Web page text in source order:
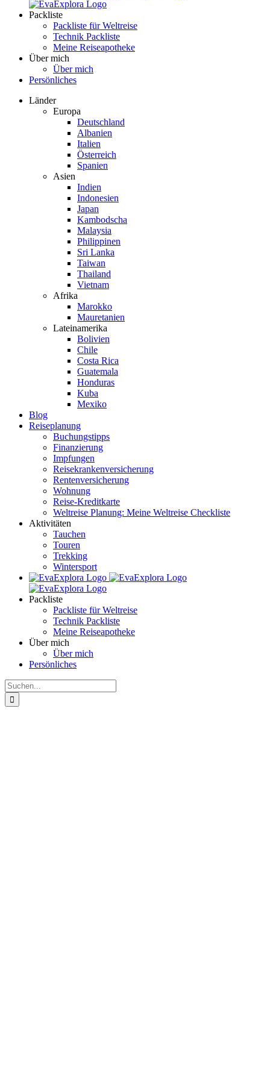
Packliste
Packliste für Weltreise
Technik Packliste
Meine Reiseapotheke
Über mich
Über mich
Persönliches
Länder
Europa
Deutschland
Albanien
Italien
Österreich
Spanien
Asien
Indien
Indonesien
Japan
Kambodscha
Malaysia
Philippinen
Sri Lanka
Taiwan
Thailand
Vietnam
Afrika
Marokko
Mauretanien
Lateinamerika
Bolivien
Chile
Costa Rica
Guatemala
Honduras
Kuba
Mexiko
Blog
Reiseplanung
Buchungstipps
Finanzierung
Impfungen
Reisekrankenversicherung
Rentenversicherung
Wohnung
Reise-Kreditkarte
Weltreise Planung: Meine Weltreise Checkliste
Aktivitäten
Tauchen
Touren
Trekking
Wintersport
Packliste
Packliste für Weltreise
Technik Packliste
Meine Reiseapotheke
Über mich
Über mich
Persönliches
Suche
nach: